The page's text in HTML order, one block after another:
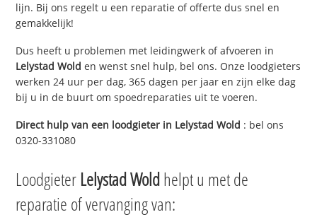
lijn. Bij ons regelt u een reparatie of offerte dus snel en
gemakkelijk!
Dus heeft u problemen met leidingwerk of afvoeren in
Lelystad Wolden wenst snel hulp, bel ons. Onze loodgieters
werken 24 uur per dag, 365 dagen per jaar en zijn elke dag
bij u in de buurt om spoedreparaties uit te voeren.
Direct hulp van een loodgieter in Lelystad Wold : bel ons
0320-331080
Loodgieter Lelystad Woldhelpt u met de
reparatie of vervanging van: